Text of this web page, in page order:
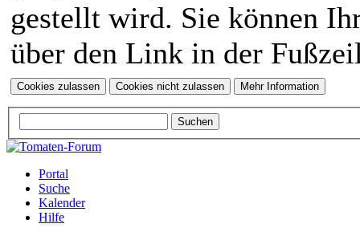
gestellt wird. Sie können
über den Link in der
Portal
Suche
Kalender
Hilfe